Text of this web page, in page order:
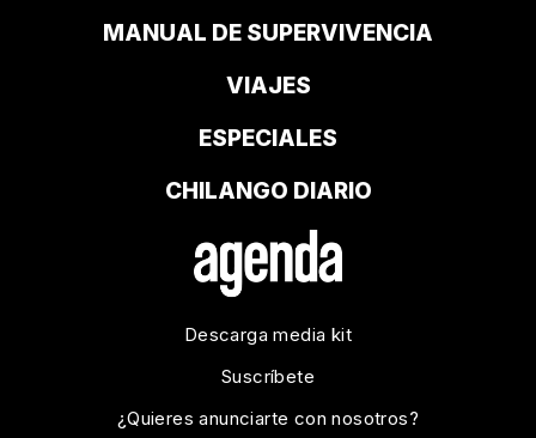
MANUAL DE SUPERVIVENCIA
VIAJES
ESPECIALES
CHILANGO DIARIO
Descarga media kit
Suscríbete
¿Quieres anunciarte con nosotros?